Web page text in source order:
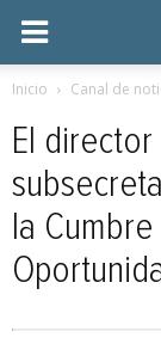
Inicio Canal de
El director
la